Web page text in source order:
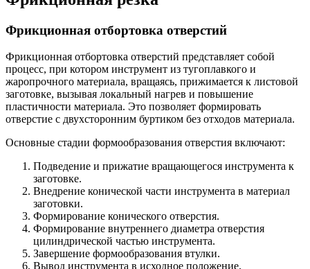
Фрикционная отбортовка отверстий
Фрикционная отбортовка отверстий представляет собой
процесс, при котором инструмент из тугоплавкого и
жаропрочного материала, вращаясь, прижимается к листовой
заготовке, вызывая локальный нагрев и повышение
пластичности материала. Это позволяет формировать
отверстие с двухсторонним буртиком без отходов материала.​
Основные стадии формообразования отверстия включают:​
Подведение и прижатие вращающегося инструмента к
заготовке.
Внедрение конической части инструмента в материал
заготовки.
Формирование конического отверстия.
Формирование внутреннего диаметра отверстия
цилиндрической частью инструмента.
Завершение формообразования втулки.
Вывод инструмента в исходное положение.